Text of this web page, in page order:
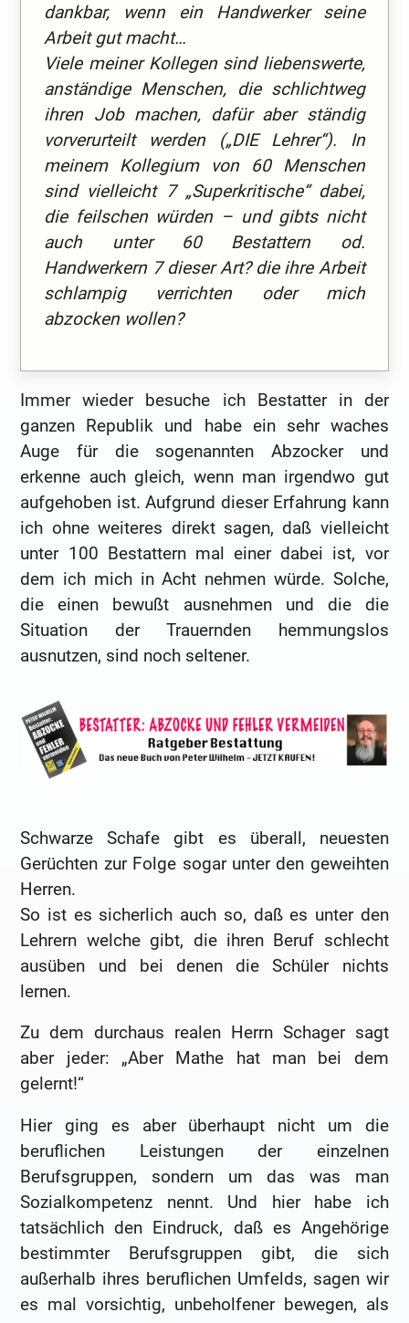
dankbar, wenn ein Handwerker seine
Arbeit gut macht…
Viele meiner Kollegen sind liebenswerte,
anständige Menschen, die schlichtweg
ihren Job machen, dafür aber ständig
vorverurteilt werden („DIE Lehrer“). In
meinem Kollegium von 60 Menschen
sind vielleicht 7 „Superkritische“ dabei,
die feilschen würden – und gibts nicht
auch unter 60 Bestattern od.
Handwerkern 7 dieser Art? die ihre Arbeit
schlampig verrichten oder mich
abzocken wollen?
Immer wieder besuche ich Bestatter in der
ganzen Republik und habe ein sehr waches
Auge für die sogenannten Abzocker und
erkenne auch gleich, wenn man irgendwo gut
aufgehoben ist. Aufgrund dieser Erfahrung kann
ich ohne weiteres direkt sagen, daß vielleicht
unter 100 Bestattern mal einer dabei ist, vor
dem ich mich in Acht nehmen würde. Solche,
die einen bewußt ausnehmen und die die
Situation der Trauernden hemmungslos
ausnutzen, sind noch seltener.
Schwarze Schafe gibt es überall, neuesten
Gerüchten zur Folge sogar unter den geweihten
Herren.
So ist es sicherlich auch so, daß es unter den
Lehrern welche gibt, die ihren Beruf schlecht
ausüben und bei denen die Schüler nichts
lernen.
Zu dem durchaus realen Herrn Schager sagt
aber jeder: „Aber Mathe hat man bei dem
gelernt!“
Hier ging es aber überhaupt nicht um die
beruflichen Leistungen der einzelnen
Berufsgruppen, sondern um das was man
Sozialkompetenz nennt. Und hier habe ich
tatsächlich den Eindruck, daß es Angehörige
bestimmter Berufsgruppen gibt, die sich
außerhalb ihres beruflichen Umfelds, sagen wir
es mal vorsichtig, unbeholfener bewegen, als